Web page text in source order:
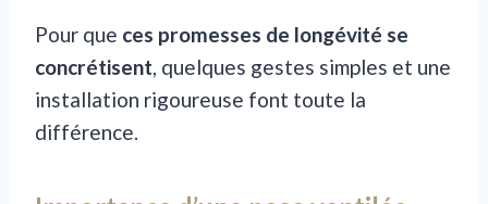
Pour que ces promesses de longévité se
concrétisent, quelques gestes simples et une
installation rigoureuse font toute la
différence.